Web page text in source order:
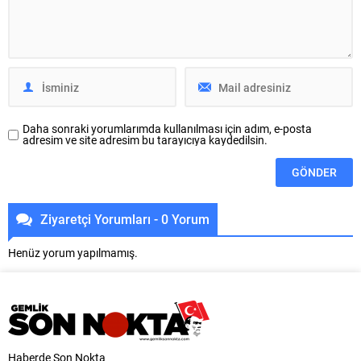
bölgede altyapıyı güçlendiren
çalışmaların tamamlanması...
Daha sonraki yorumlarımda kullanılması için adım, e-posta
adresim ve site adresim bu tarayıcıya kaydedilsin.
Ziyaretçi Yorumları - 0 Yorum
Henüz yorum yapılmamış.
Haberde Son Nokta